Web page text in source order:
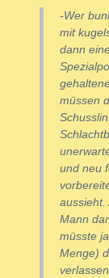
-Wer
mit
dann
müssen
und neu
aussieht.
Mann
müsste
Menge)